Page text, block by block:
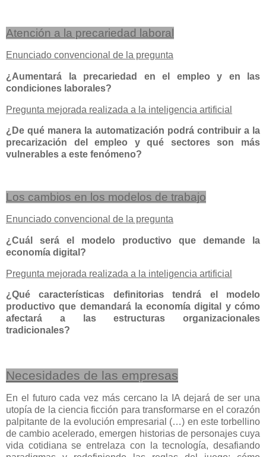
Atención a la precariedad laboral
Enunciado convencional de la pregunta
¿Aumentará la precariedad en el empleo y en las
condiciones laborales?
Pregunta mejorada realizada a la inteligencia artificial
¿De qué manera la automatización podrá contribuir a la
precarización del empleo y qué sectores son más
vulnerables a este fenómeno?
Los cambios en los modelos de trabajo
Enunciado convencional de la pregunta
¿Cuál será el modelo productivo que demande la
economía digital?
Pregunta mejorada realizada a la inteligencia artificial
¿Qué características definitorias tendrá el modelo
productivo que demandará la economía digital y cómo
afectará a las estructuras organizacionales
tradicionales?
Necesidades de las empresas
En el futuro cada vez más cercano la IA dejará de ser una
utopía de la ciencia ficción para transformarse en el corazón
palpitante de la evolución empresarial (…) en este torbellino
de cambio acelerado, emergen historias de personajes cuya
vida cotidiana se entrelaza con la tecnología, desafiando